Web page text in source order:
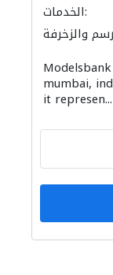
الخدمات:
والزخرفة
mumbai,
it represen...